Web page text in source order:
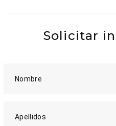
Solicitar
Nombre
Apellidos